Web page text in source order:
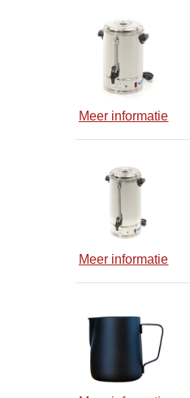
Meer informatie
Meer informatie